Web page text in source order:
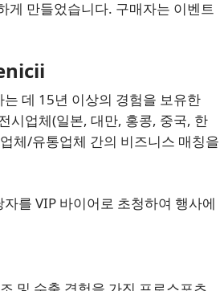
게 만들었습니다. 구매자는 이벤트
데 15년 이상의 경험을 보유한
시업체(일본, 대만, 홍콩, 중국, 한
체/유통업체 간의 비즈니스 매칭을
를 VIP 바이어로 초청하여 행사에